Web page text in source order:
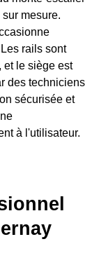
mesure.
rails sont
et le siège est
des techniciens
sécurisée et
à l'utilisateur.